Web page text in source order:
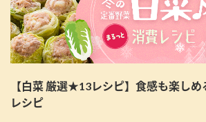
【白菜 厳選★13レシピ】食感も楽し
レシピ